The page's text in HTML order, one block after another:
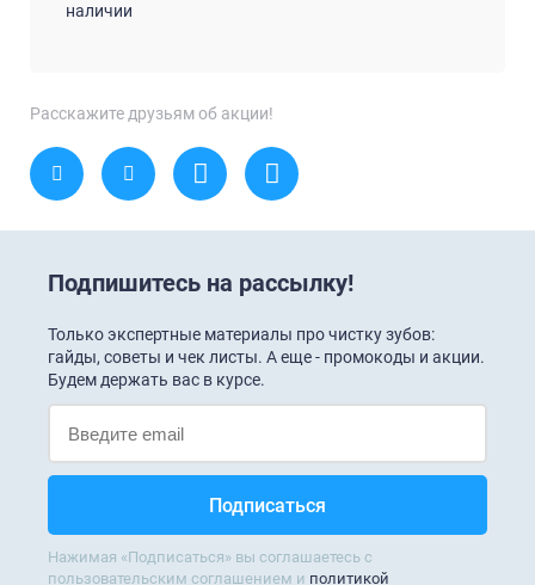
наличии
Расскажите друзьям об акции!
Подпишитесь на рассылку!
Только экспертные материалы про чистку зубов:
гайды, советы и чек листы. А еще - промокоды и акции.
Будем держать вас в курсе.
Нажимая «Подписаться» вы соглашаетесь с
пользовательским соглашением и политикой